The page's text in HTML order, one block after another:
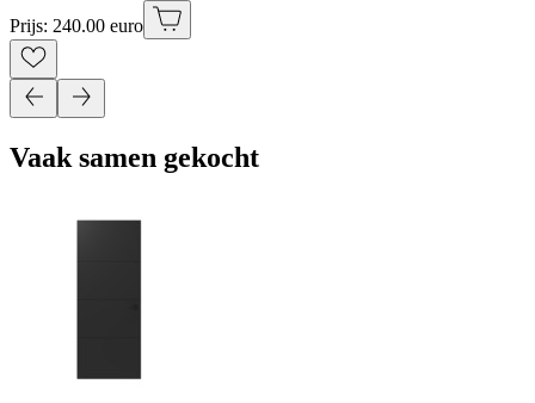
Prijs: 240.00 euro
Vaak samen gekocht